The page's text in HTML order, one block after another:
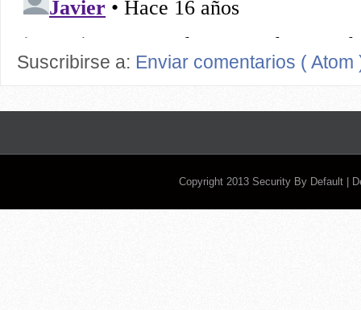
Suscribirse a: Enviar comentarios ( Atom
Copyright 2013 Security By Default |